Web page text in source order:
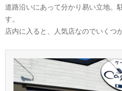
道路沿いにあって分かり易い立地。
す。
店内に入ると、人気店なのでいくつ